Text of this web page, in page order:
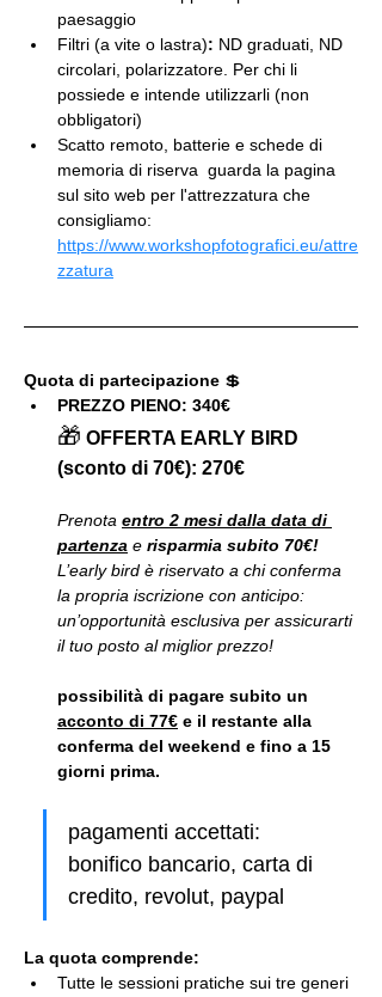
paesaggio
Filtri (a vite o lastra): ND graduati, ND
circolari, polarizzatore. Per chi li
possiede e intende utilizzarli (non
obbligatori)
Scatto remoto, batterie e schede di
memoria di riserva  guarda la pagina
sul sito web per l'attrezzatura che
consigliamo:
https://www.workshopfotografici.eu/attre
zzatura
Quota di partecipazione 💲
PREZZO PIENO: 340€
🎁 OFFERTA EARLY BIRD
(sconto di 70€): 270€
Prenota entro 2 mesi dalla data di
partenza e risparmia subito 70€!
L’early bird è riservato a chi conferma
la propria iscrizione con anticipo:
un’opportunità esclusiva per assicurarti
il tuo posto al miglior prezzo!
possibilità di pagare subito un
acconto di 77€ e il restante alla
conferma del weekend e fino a 15
giorni prima.
pagamenti accettati:
bonifico bancario, carta di
credito, revolut, paypal
La quota comprende:
Tutte le sessioni pratiche sui tre generi